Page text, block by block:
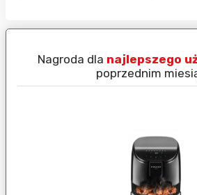
Nagroda dla najlepszego
poprzednim